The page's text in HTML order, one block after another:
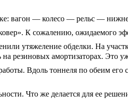
вагон — колесо — рельс —
К сожалению, ожидаемого
утяжеление обделки. На
резиновых амортизаторах. Это
Вдоль тоннеля по обеим
Что же делается для ее